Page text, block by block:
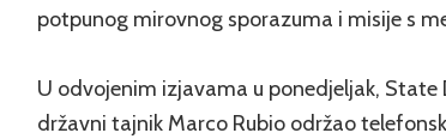
potpunog mirovnog sporazuma i misije s
U odvojenim izjavama u ponedjeljak,
državni tajnik Marco Rubio održao